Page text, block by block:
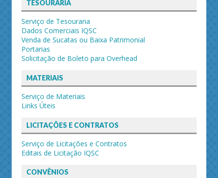
TESOURARIA
Serviço de Tesouraria
Dados Comerciais IQSC
Venda de Sucatas ou Baixa Patrimonial
Portarias
Solicitação de Boleto para Overhead
MATERIAIS
Serviço de Materiais
Links Úteis
LICITAÇÕES E CONTRATOS
Serviço de Licitações e Contratos
Editais de Licitação IQSC
CONVÊNIOS